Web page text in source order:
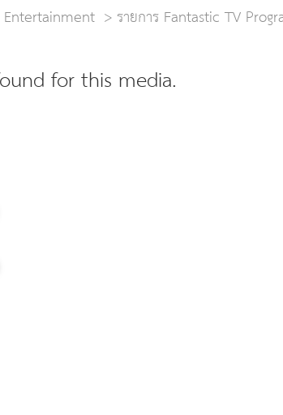
Entertainment
รายการ Fantastic TV
for this media.